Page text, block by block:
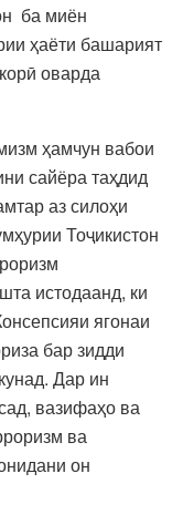
ба миён
ҳаёти башарият
оварда
ҳамчун вабои
сайёра таҳдид
аз силоҳи
Тоҷикистон
истодаанд, ки
ягонаи
бар зидди
Дар ин
вазифаҳо ва
ва
он